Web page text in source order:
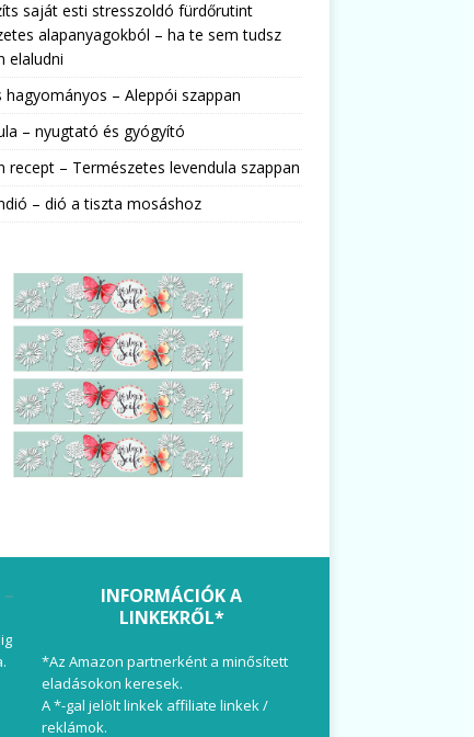
saját esti stresszoldó fürdőrutint
alapanyagokból – ha te sem tudsz
elaludni
hagyományos – Aleppói szappan
– nyugtató és gyógyító
recept – Természetes levendula szappan
– dió a tiszta mosáshoz
INFORMÁCIÓK A
LINKEKRŐL*
*Az Amazon partnerként a minősített
eladásokon keresek.
A *-gal jelölt linkek affiliate linkek /
reklámok.